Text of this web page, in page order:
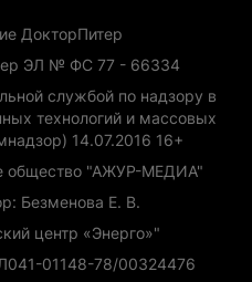
ДокторПитер
ЭЛ № ФС 77 - 66334
службой по надзору в
технологий и массовых
14.07.2016 16+
общество "АЖУР-МЕДИА"
Безменова Е. В.
центр «Энерго»"
01148-78/00324476